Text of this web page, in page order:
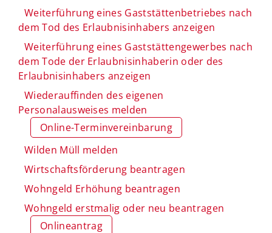
Weiterführung eines Gaststättenbetriebes nach
dem Tod des Erlaubnisinhabers anzeigen
Weiterführung eines Gaststättengewerbes nach
dem Tode der Erlaubnisinhaberin oder des
Erlaubnisinhabers anzeigen
Wiederauffinden des eigenen
Personalausweises melden
Online-Terminvereinbarung
Wilden Müll melden
Wirtschaftsförderung beantragen
Wohngeld Erhöhung beantragen
Wohngeld erstmalig oder neu beantragen
Onlineantrag